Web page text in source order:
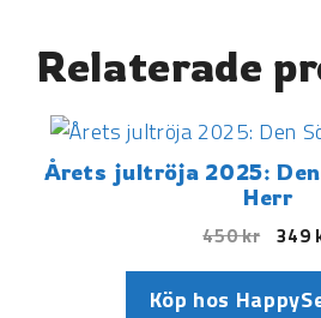
Relaterade
Årets jultröja 2025:
Herr
450kr 349
Köp hos